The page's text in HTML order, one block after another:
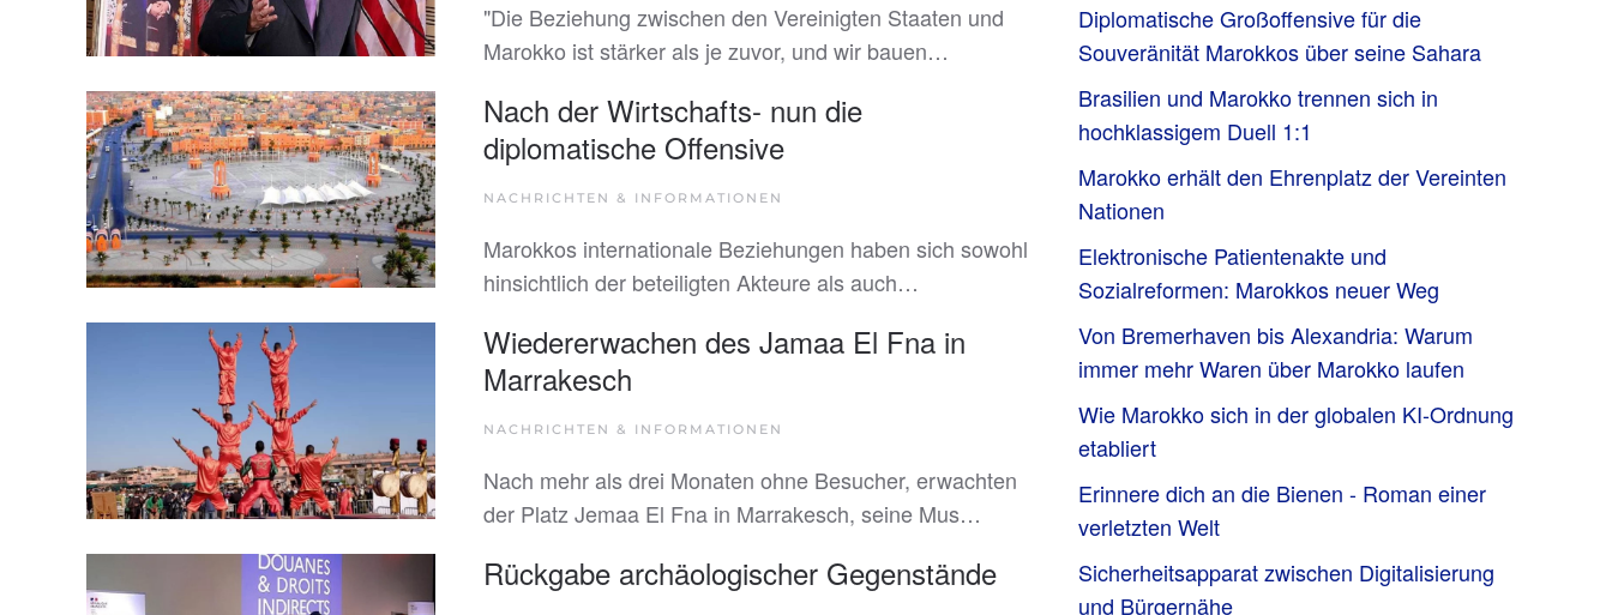
"Die Beziehung zwischen den Vereinigten Staaten und
Marokko ist stärker als je zuvor, und wir bauen…
Nach der Wirtschafts- nun die
diplomatische Offensive
NACHRICHTEN & INFORMATIONEN
Marokkos internationale Beziehungen haben sich sowohl
hinsichtlich der beteiligten Akteure als auch…
Wiedererwachen des Jamaa El Fna in
Marrakesch
NACHRICHTEN & INFORMATIONEN
Nach mehr als drei Monaten ohne Besucher, erwachten
der Platz Jemaa El Fna in Marrakesch, seine Mus…
Rückgabe archäologischer Gegenstände
Diplomatische Großoffensive für die
Souveränität Marokkos über seine Sahara
Brasilien und Marokko trennen sich in
hochklassigem Duell 1:1
Marokko erhält den Ehrenplatz der Vereinten
Nationen
Elektronische Patientenakte und
Sozialreformen: Marokkos neuer Weg
Von Bremerhaven bis Alexandria: Warum
immer mehr Waren über Marokko laufen
Wie Marokko sich in der globalen KI-Ordnung
etabliert
Erinnere dich an die Bienen - Roman einer
verletzten Welt
Sicherheitsapparat zwischen Digitalisierung
und Bürgernähe